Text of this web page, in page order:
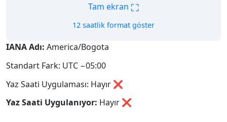
Tam ekran ⛶
12 saatlik format göster
IANA Adı: America/Bogota
Standart Fark: UTC −05:00
Yaz Saati Uygulaması: Hayır ❌
Yaz Saati Uygulanıyor: Hayır ❌